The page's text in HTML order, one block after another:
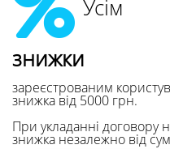
Усім
знижки
зареєстрованим
знижка від 5000 грн.
При укладанні договору
знижка незалежно від